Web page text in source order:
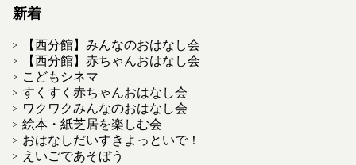
新着
【西分館】みんなのおはなし会
【西分館】赤ちゃんおはなし会
こどもシネマ
すくすく赤ちゃんおはなし会
ワクワクみんなのおはなし会
絵本・紙芝居を楽しむ会
おはなしだいすきよっといで！
えいごであそぼう